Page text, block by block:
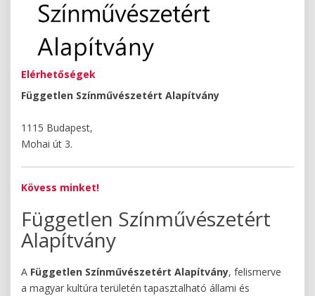
Elérhetőségek
Független Színművészetért Alapítvány
1115 Budapest,
Mohai út 3.
Kövess minket!
Független Színművészetért
Alapítvány
A Független Színművészetért Alapítvány, felismerve
a magyar kultúra területén tapasztalható állami és